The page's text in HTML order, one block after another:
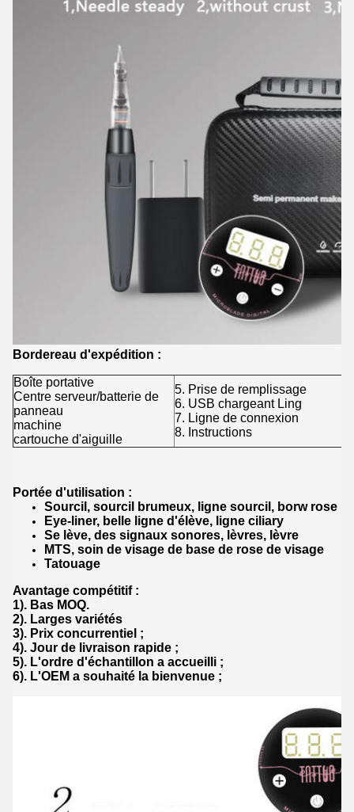
Bordereau d'expédition :
Boîte portative
Centre serveur/batterie de
panneau
machine
cartouche d'aiguille
5. Prise de remplissage
6. USB chargeant Ling
7. Ligne de connexion
8. Instructions
Portée d'utilisation :
Sourcil, sourcil brumeux, ligne sourcil, borw rose
Eye-liner, belle ligne d'élève, ligne ciliary
Se lève, des signaux sonores, lèvres, lèvre
MTS, soin de visage de base de rose de visage
Tatouage
Avantage compétitif :
1). Bas MOQ.
2). Larges variétés
3). Prix concurrentiel ;
4). Jour de livraison rapide ;
5). L'ordre d'échantillon a accueilli ;
6). L'OEM a souhaité la bienvenue ;